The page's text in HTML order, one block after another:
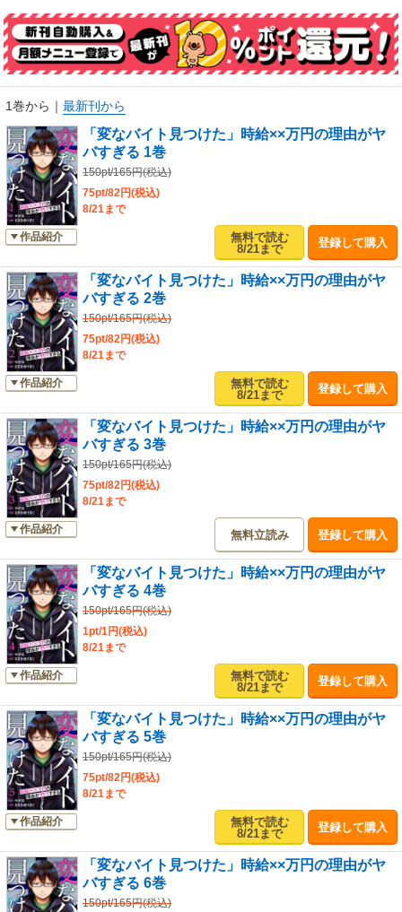
1巻から ｜ 最新刊から
作品紹介
「変なバイト見つけた」時給××万円の理由がヤ
バすぎる 1巻
150pt/165円(税込)
75pt/82円(税込)
8/21まで
無料で読む
8/21まで
登録して購入
作品紹介
「変なバイト見つけた」時給××万円の理由がヤ
バすぎる 2巻
150pt/165円(税込)
75pt/82円(税込)
8/21まで
無料で読む
8/21まで
登録して購入
作品紹介
「変なバイト見つけた」時給××万円の理由がヤ
バすぎる 3巻
150pt/165円(税込)
75pt/82円(税込)
8/21まで
無料立読み 登録して購入
作品紹介
「変なバイト見つけた」時給××万円の理由がヤ
バすぎる 4巻
150pt/165円(税込)
1pt/1円(税込)
8/21まで
無料で読む
8/21まで
登録して購入
作品紹介
「変なバイト見つけた」時給××万円の理由がヤ
バすぎる 5巻
150pt/165円(税込)
75pt/82円(税込)
8/21まで
無料で読む
8/21まで
登録して購入
「変なバイト見つけた」時給××万円の理由がヤ
バすぎる 6巻
150pt/165円(税込)